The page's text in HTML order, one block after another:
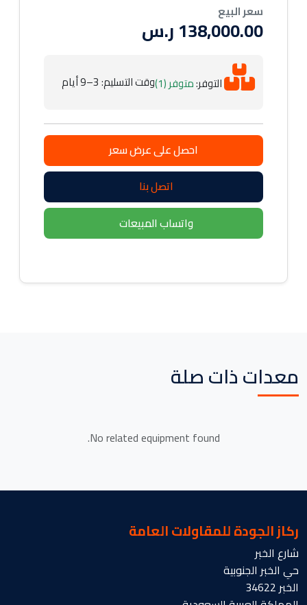
سعر البيع
138,000.00 ر.س
التوفر:متوفر (1) وقت التسليم: 3–9 أيام
احصل على عرض سعر
اتصل بنا
واتساب المبيعات
معدات ذات صلة
No related equipment found.
ركاز الجودة للمقاولات العامة
شارع الخبر
حي الخبر الجنوبية
الخبر 34622